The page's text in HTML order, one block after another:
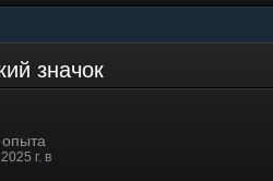
значок
г. в